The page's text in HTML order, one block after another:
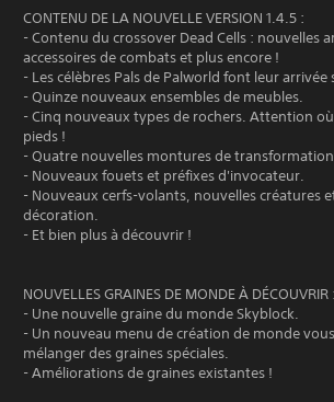
CONTENU DE LA NOUVELLE VERSION 1.4.5 :
- Contenu du crossover Dead Cells : nouvelles
accessoires de combats et plus encore !
- Les célèbres Pals de Palworld font leur arrivée
- Quinze nouveaux ensembles de meubles.
- Cinq nouveaux types de rochers. Attention
pieds !
- Quatre nouvelles montures de
- Nouveaux fouets et préfixes d'invocateur.
- Nouveaux cerfs-volants, nouvelles créatures
décoration.
- Et bien plus à découvrir !
NOUVELLES GRAINES DE MONDE À DÉCOUVRIR :
- Une nouvelle graine du monde Skyblock.
- Un nouveau menu de création de monde
mélanger des graines spéciales.
- Améliorations de graines existantes !